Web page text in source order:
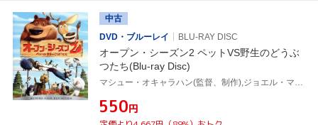
中古
DVD・ブルーレイ
BLU-RAY DISC
オープン・シーズン2 ペットVS野生のどうぶ
つたち(Blu-ray Disc)
マシュー・オキャラハン(監督、制作),ジョエル・マクヘイル(エリオット),マイク・エップス(ブーグ),ラミン・ジャワディ(音楽)
¥550円